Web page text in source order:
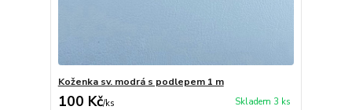
Koženka sv. modrá s podlepem 1 m
100 Kč/ks Skladem 3 ks